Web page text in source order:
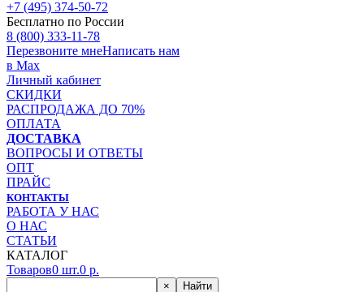
+7 (495) 374-50-72
Бесплатно по России
8 (800) 333-11-78
Перезвоните мнеНаписать нам
в Max
Личный кабинет
СКИДКИ
РАСПРОДАЖА ДО 70%
ОПЛАТА
ДОСТАВКА
ВОПРОСЫ И ОТВЕТЫ
ОПТ
ПРАЙС
КОНТАКТЫ
РАБОТА У НАС
О НАС
СТАТЬИ
КАТАЛОГ
Товаров0 шт.0 р.
× Найти